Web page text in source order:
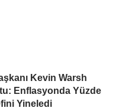
Kevin Warsh
Enflasyonda Yüzde
Yineledi